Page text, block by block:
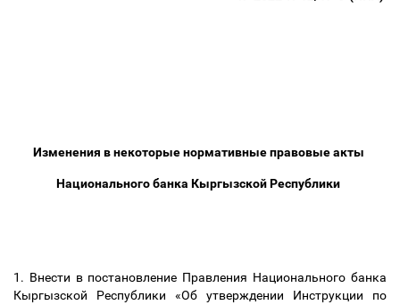
Изменения в некоторые нормативные правовые акты
Национального банка Кыргызской Республики
1. Внести в постановление Правления Национального банка
Кыргызской Республики «Об утверждении Инструкции по